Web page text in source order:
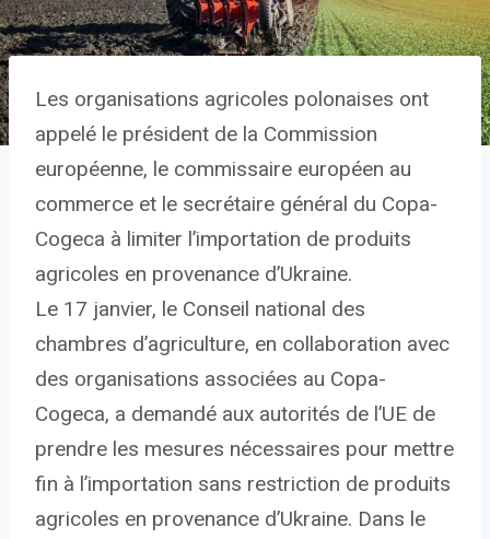
Les organisations agricoles polonaises ont
appelé le président de la Commission
européenne, le commissaire européen au
commerce et le secrétaire général du Copa-
Cogeca à limiter l’importation de produits
agricoles en provenance d’Ukraine.
Le 17 janvier, le Conseil national des
chambres d’agriculture, en collaboration avec
des organisations associées au Copa-
Cogeca, a demandé aux autorités de l’UE de
prendre les mesures nécessaires pour mettre
fin à l’importation sans restriction de produits
agricoles en provenance d’Ukraine. Dans le